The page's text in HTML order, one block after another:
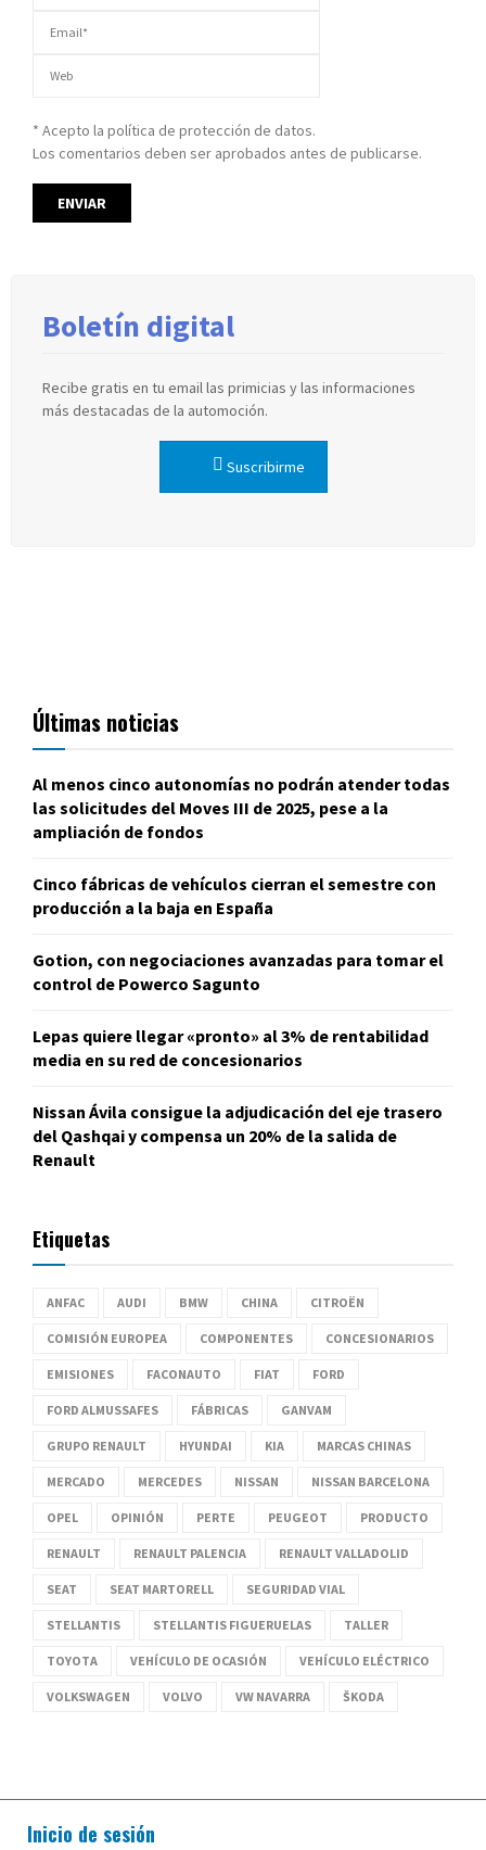
* Acepto la política de protección de datos.
Los comentarios deben ser aprobados antes de publicarse.
Boletín digital
Recibe gratis en tu email las primicias y las informaciones
más destacadas de la automoción.
Suscribirme
Últimas noticias
Al menos cinco autonomías no podrán atender todas
las solicitudes del Moves III de 2025, pese a la
ampliación de fondos
Cinco fábricas de vehículos cierran el semestre con
producción a la baja en España
Gotion, con negociaciones avanzadas para tomar el
control de Powerco Sagunto
Lepas quiere llegar «pronto» al 3% de rentabilidad
media en su red de concesionarios
Nissan Ávila consigue la adjudicación del eje trasero
del Qashqai y compensa un 20% de la salida de
Renault
Etiquetas
ANFAC AUDI BMW CHINA CITROËN
COMISIÓN EUROPEA COMPONENTES CONCESIONARIOS
EMISIONES FACONAUTO FIAT FORD
FORD ALMUSSAFES FÁBRICAS GANVAM
GRUPO RENAULT HYUNDAI KIA MARCAS CHINAS
MERCADO MERCEDES NISSAN NISSAN BARCELONA
OPEL OPINIÓN PERTE PEUGEOT PRODUCTO
RENAULT RENAULT PALENCIA RENAULT VALLADOLID
SEAT SEAT MARTORELL SEGURIDAD VIAL
STELLANTIS STELLANTIS FIGUERUELAS TALLER
TOYOTA VEHÍCULO DE OCASIÓN VEHÍCULO ELÉCTRICO
VOLKSWAGEN VOLVO VW NAVARRA ŠKODA
Inicio de sesión